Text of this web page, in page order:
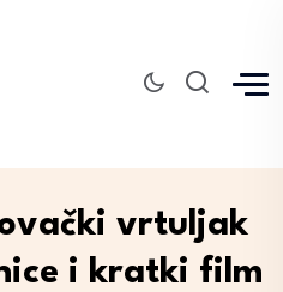
vrtuljak
i kratki film